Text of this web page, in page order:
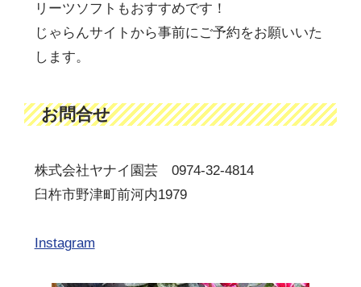
リーツソフトもおすすめです！
じゃらんサイトから事前にご予約をお願いいた
します。
お問合せ
株式会社ヤナイ園芸 0974-32-4814
臼杵市野津町前河内1979
Instagram